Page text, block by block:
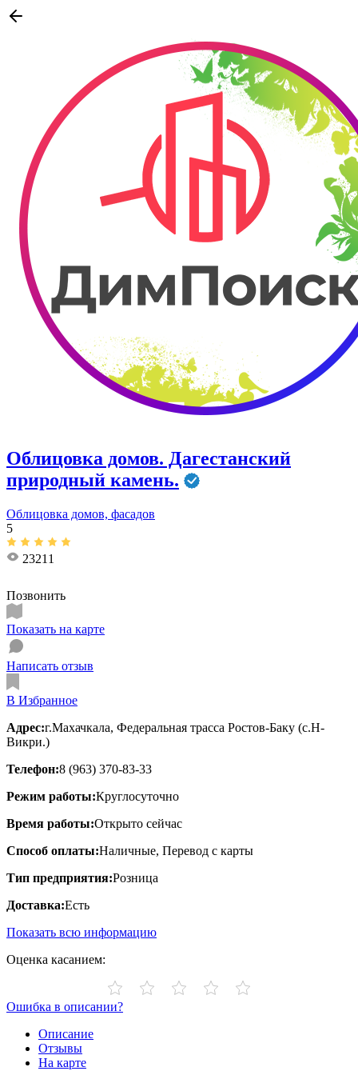
Облицовка домов. Дагестанский
природный камень.
Облицовка домов, фасадов
5
23211
Позвонить
Показать на карте
Написать отзыв
В Избранное
Адрес:г.Махачкала, Федеральная трасса Ростов-Баку (с.Н-
Викри.)
Телефон:8 (963) 370-83-33
Режим работы:Круглосуточно
Время работы:Открыто сейчас
Способ оплаты:Наличные, Перевод с карты
Тип предприятия:Розница
Доставка:Есть
Показать всю информацию
Оценка касанием:
Ошибка в описании?
Описание
Отзывы
На карте